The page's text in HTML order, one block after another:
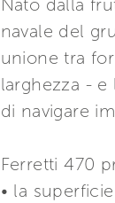
Nato dalla
navale del
unione tra
larghezza -
di navigare
Ferretti 470
• la